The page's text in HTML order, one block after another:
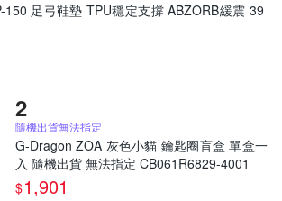
足弓鞋墊 TPU穩定支撐 ABZORB緩震 39
隨機出貨無法指定
G-Dragon ZOA 灰色小貓 鑰匙圈盲盒 單盒一
入 隨機出貨 無法指定 CB061R6829-4001
$1,901